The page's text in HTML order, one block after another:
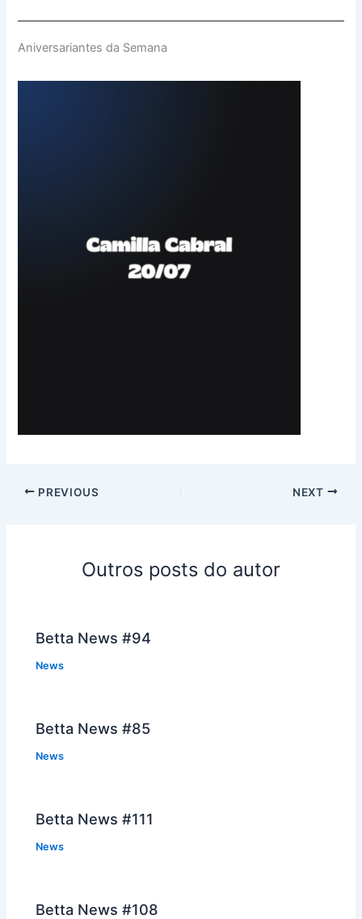
Aniversariantes da Semana
PREVIOUS NEXT
Outros posts do autor
Betta News #94
News
Betta News #85
News
Betta News #111
News
Betta News #108